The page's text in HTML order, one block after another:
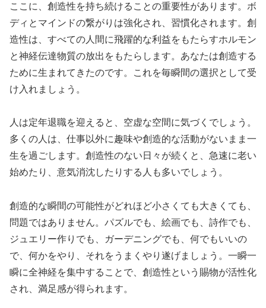
ここに、創造性を持ち続けることの重要性があります。ボ
ディとマインドの繋がりは強化され、習慣化されます。創
造性は、すべての人間に飛躍的な利益をもたらすホルモン
と神経伝達物質の放出をもたらします。あなたは創造する
ために生まれてきたのです。これを毎瞬間の選択として受
け入れましょう。
人は定年退職を迎えると、空虚な空間に気づくでしょう。
多くの人は、仕事以外に趣味や創造的な活動がないまま一
生を過ごします。創造性のない日々が続くと、急速に老い
始めたり、意気消沈したりする人も多いでしょう。
創造的な瞬間の可能性がどれほど小さくても大きくても、
問題ではありません。パズルでも、絵画でも、詩作でも、
ジュエリー作りでも、ガーデニングでも、何でもいいの
で、何かをやり、それをうまくやり遂げましょう。一瞬一
瞬に全神経を集中することで、創造性という賜物が活性化
され、満足感が得られます。